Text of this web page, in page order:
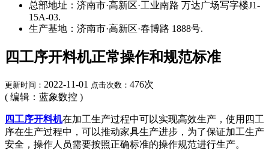
总部地址：济南市·高新区·工业南路 万达广场写字楼J1-
15A-03.
生产基地：济南市·高新区·春博路 1888号.
四工序开料机正常操作和规范标准
更新时间： 2022-11-01 点击次数： 476次
( 编辑：蓝象数控 )
四工序开料机在加工生产过程中可以实现高效生产，使用四工
序在生产过程中，可以推动家具生产进步，为了保证加工生产
安全，操作人员需要按照正确标准的操作规范进行生产。